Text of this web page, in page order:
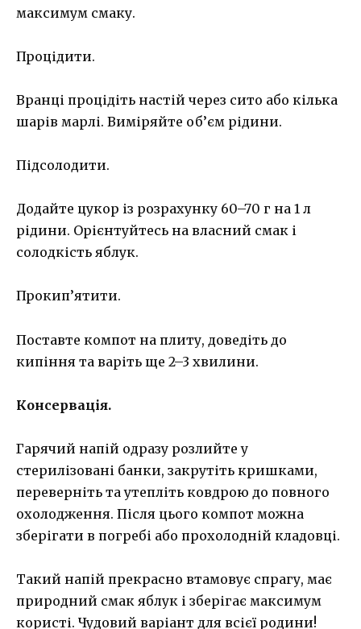
максимум смаку.
Процідити.
Вранці процідіть настій через сито або кілька
шарів марлі. Виміряйте об’єм рідини.
Підсолодити.
Додайте цукор із розрахунку 60–70 г на 1 л
рідини. Орієнтуйтесь на власний смак і
солодкість яблук.
Прокип’ятити.
Поставте компот на плиту, доведіть до
кипіння та варіть ще 2–3 хвилини.
Консервація.
Гарячий напій одразу розлийте у
стерилізовані банки, закрутіть кришками,
переверніть та утепліть ковдрою до повного
охолодження. Після цього компот можна
зберігати в погребі або прохолодній кладовці.
Такий напій прекрасно втамовує спрагу, має
природний смак яблук і зберігає максимум
користі. Чудовий варіант для всієї родини!